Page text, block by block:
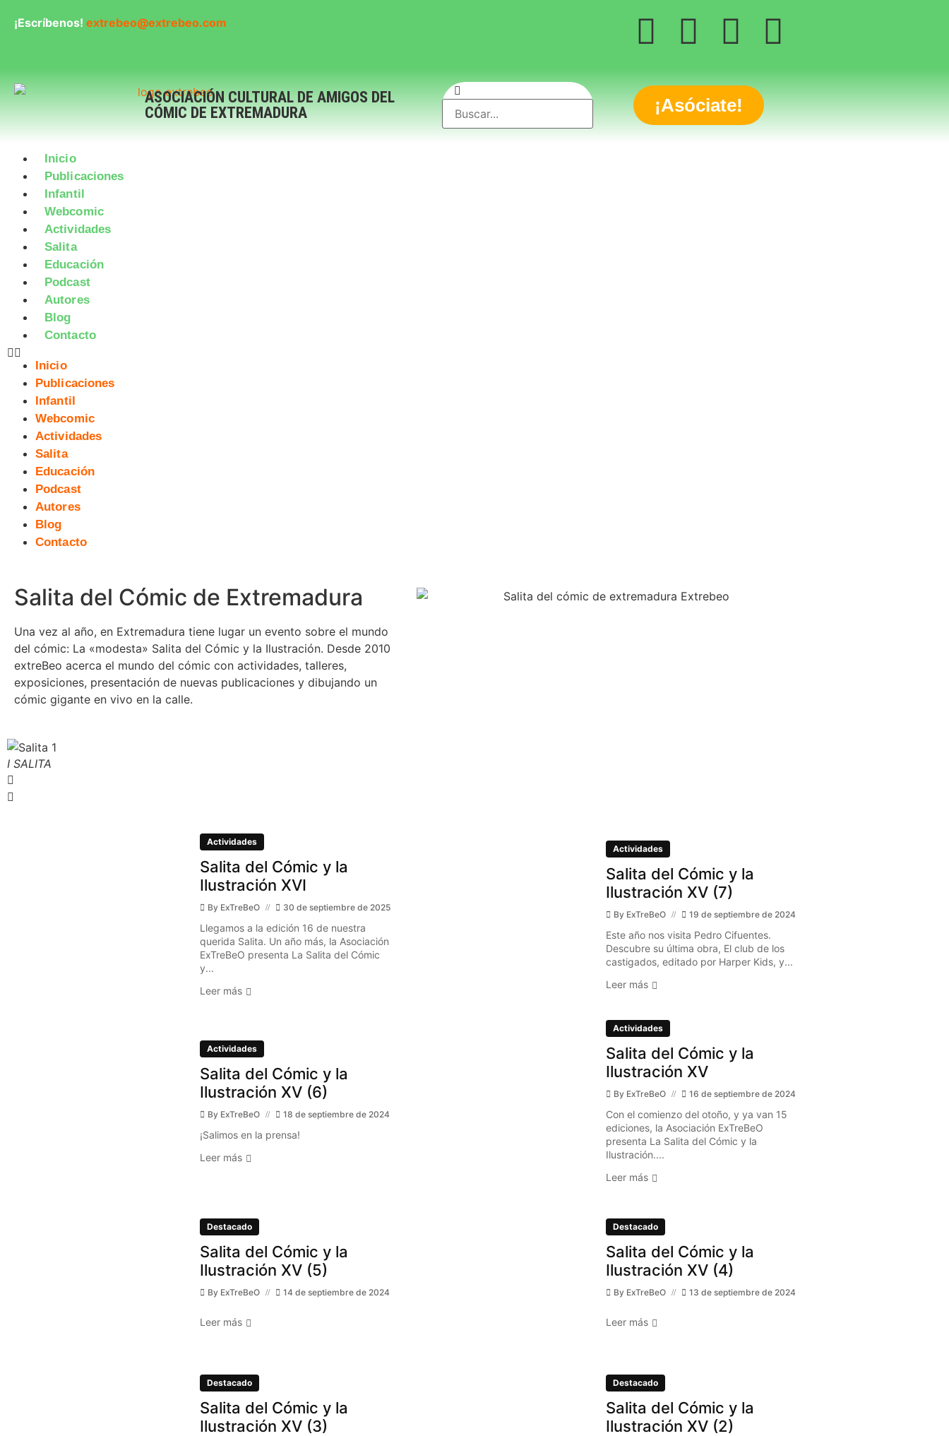
¡Escríbenos! extrebeo@extrebeo.com
ASOCIACIÓN CULTURAL DE AMIGOS DEL
CÓMIC DE EXTREMADURA
¡Asóciate!
Inicio
Publicaciones
Infantil
Webcomic
Actividades
Salita
Educación
Podcast
Autores
Blog
Contacto
Inicio
Publicaciones
Infantil
Webcomic
Actividades
Salita
Educación
Podcast
Autores
Blog
Contacto
Salita del Cómic de Extremadura
Una vez al año, en Extremadura tiene lugar un evento sobre el mundo
del cómic: La «modesta» Salita del Cómic y la Ilustración. Desde 2010
extreBeo acerca el mundo del cómic con actividades, talleres,
exposiciones, presentación de nuevas publicaciones y dibujando un
cómic gigante en vivo en la calle.
I SALITA
Actividades
Salita del Cómic y la
Ilustración XVI
By ExTreBeO 30 de septiembre de 2025
Llegamos a la edición 16 de nuestra
querida Salita. Un año más, la Asociación
ExTreBeO presenta La Salita del Cómic
y...
Leer más
Actividades
Salita del Cómic y la
Ilustración XV (7)
By ExTreBeO 19 de septiembre de 2024
Este año nos visita Pedro Cifuentes.
Descubre su última obra, El club de los
castigados, editado por Harper Kids, y...
Leer más
Actividades
Salita del Cómic y la
Ilustración XV (6)
By ExTreBeO 18 de septiembre de 2024
¡Salimos en la prensa!
Leer más
Actividades
Salita del Cómic y la
Ilustración XV
By ExTreBeO 16 de septiembre de 2024
Con el comienzo del otoño, y ya van 15
ediciones, la Asociación ExTreBeO
presenta La Salita del Cómic y la
Ilustración....
Leer más
Destacado
Salita del Cómic y la
Ilustración XV (5)
By ExTreBeO 14 de septiembre de 2024
Leer más
Destacado
Salita del Cómic y la
Ilustración XV (4)
By ExTreBeO 13 de septiembre de 2024
Leer más
Destacado
Salita del Cómic y la
Ilustración XV (3)
Destacado
Salita del Cómic y la
Ilustración XV (2)